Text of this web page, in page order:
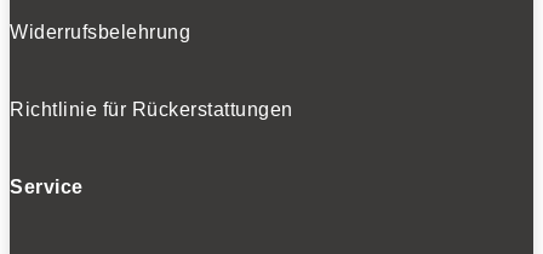
Widerrufsbelehrung
Richtlinie für Rückerstattungen
Service